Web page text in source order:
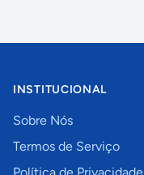
INSTITUCIONAL
Sobre Nós
Termos de Serviço